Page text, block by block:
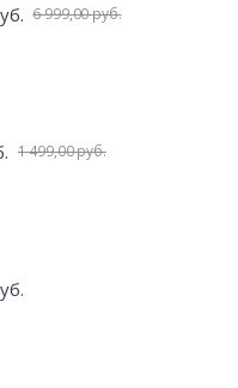
6 999,00 руб.
1 499,00 руб.